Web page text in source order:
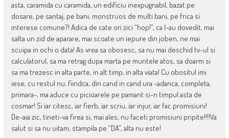
asta, caramida cu caramida, un edificiu inexpugnabil, bazat pe
dosare, pe santaj, pe bani, monstruos de multi bani, pe frica si
interese comune?! Adica de cate ori zici “hop!”, ca l-au dovedit, mai
salta un zid de aparare, mai scoate un iepure din joben, ne mai
scuipa in ochi o data! As vrea sa obosesc, sa nu mai deschid tv-ul si
calculatorul, sa ma retrag dupa marta pe muntele atos, sa doarm si
sa ma trezesc in alta parte, in alt timp, in alta viata! Cu obositul imi
iese, cu restul nu, fiindca, din cand in cand ura -adanca, completa,
primara-, ma aduce cu picioarele pe pamant si-n timpul asta de
cosmar! Si iar citesc, iar fierb, iar scriu, iar injur, iar fac promisiuni!
De-aia zic, tineti-va firea si, mai ales, nu faceti promisiuni pripite!!!!Va
salut si sa nu uitam, stampila pe “DA”, alta nu este!